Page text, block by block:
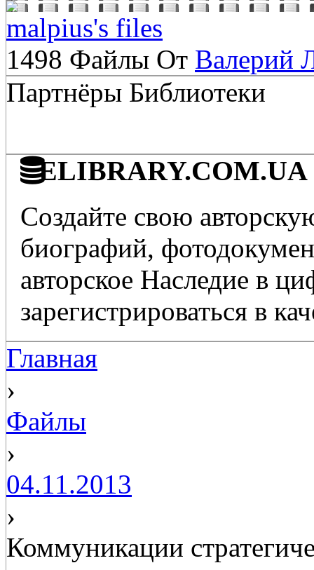
malpius's files
1498 Файлы От Валерий
Партнёры Библиотеки
ELIBRARY.COM.UA
Создайте свою
биографий,
авторское Наследие в
зарегистрироваться в
Главная
›
Файлы
›
04.11.2013
›
Коммуникации